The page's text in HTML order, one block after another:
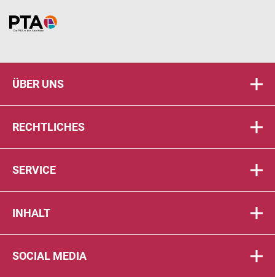
Home
ÜBER UNS
RECHTLICHES
SERVICE
INHALT
SOCIAL MEDIA